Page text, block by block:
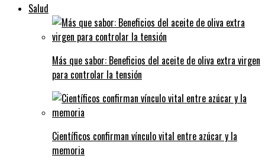
Salud
Más que sabor: Beneficios del aceite de oliva extra virgen
para controlar la tensión
Científicos confirman vínculo vital entre azúcar y la
memoria